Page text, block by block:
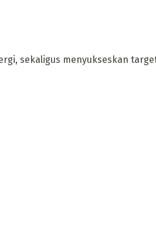
sekaligus menyukseskan